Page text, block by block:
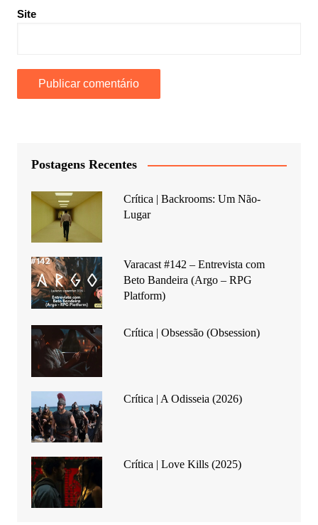
Site
Postagens Recentes
Crítica | Backrooms: Um Não-
Lugar
Varacast #142 – Entrevista com
Beto Bandeira (Argo – RPG
Platform)
Crítica | Obsessão (Obsession)
Crítica | A Odisseia (2026)
Crítica | Love Kills (2025)